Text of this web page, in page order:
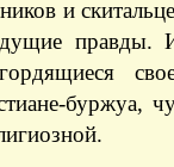
и
правды.
буржуа,